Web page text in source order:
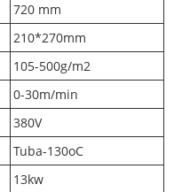
720 mm
210*270mm
105-500g/m2
0-30m/min
380V
Tuba-130oC
13kw